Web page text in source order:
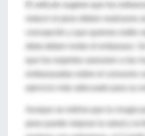
El artículo sugiere que los
concepción y que quienes estén
Aunque se estima que la cirugía